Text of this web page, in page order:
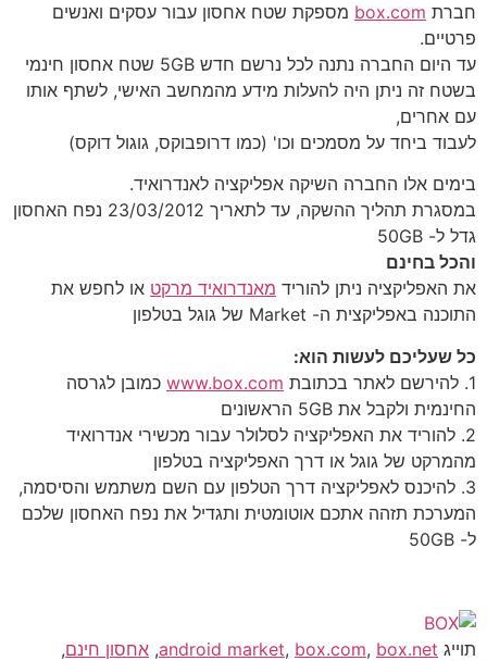
חברת box.com מספקת שטח אחסון עבור עסקים ואנשים
פרטיים.
עד היום החברה נתנה לכל נרשם חדש 5GB שטח אחסון חינמי
בשטח זה ניתן היה להעלות מידע מהמחשב האישי, לשתף אותו
עם אחרים,
לעבוד ביחד על מסמכים וכו' (כמו דרופבוקס, גוגול דוקס)
בימים אלו החברה השיקה אפליקציה לאנדרואיד.
במסגרת תהליך ההשקה, עד לתאריך 23/03/2012 נפח האחסון
גדל ל- 50GB
והכל בחינם
את האפליקציה ניתן להוריד מאנדרואיד מרקט או לחפש את
התוכנה באפליקצית ה- Market של גוגל בטלפון
כל שעליכם לעשות הוא:
1. להירשם לאתר בכתובת
www.box.com כמובן לגרסה
החינמית ולקבל את 5GB הראשונים
2. להוריד את האפליקציה לסלולר עבור מכשירי אנדרואיד
מהמרקט של גוגל או דרך האפליקציה בטלפון
3. להיכנס לאפליקציה דרך הטלפון עם השם משתמש והסיסמה,
המערכת תזהה אתכם אוטומטית ותגדיל את נפח האחסון שלכם
ל- 50GB
תוייג android market, box.com, box.net
, אחסון חינם,